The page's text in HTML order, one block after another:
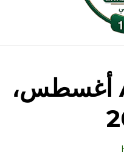
Archives 13 أغسطس،